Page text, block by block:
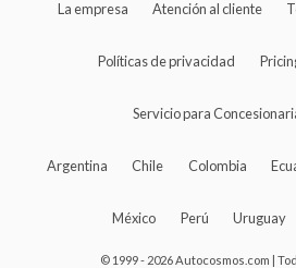
La empresa Atención al cliente
Políticas de privacidad
Servicio para
Argentina Chile Colombia
México Perú Uruguay
© 1999 - 2026 Autocosmos.com |